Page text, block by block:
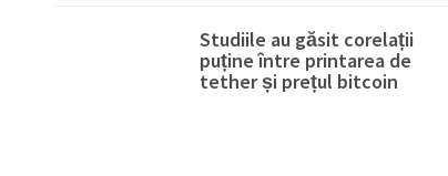
Studiile au găsit corelații
puține între printarea de
tether și prețul bitcoin